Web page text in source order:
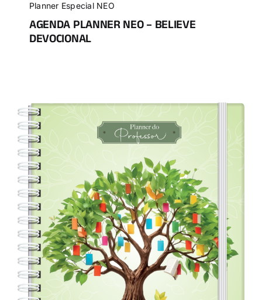
Planner Especial NEO
AGENDA PLANNER NEO – BELIEVE
DEVOCIONAL